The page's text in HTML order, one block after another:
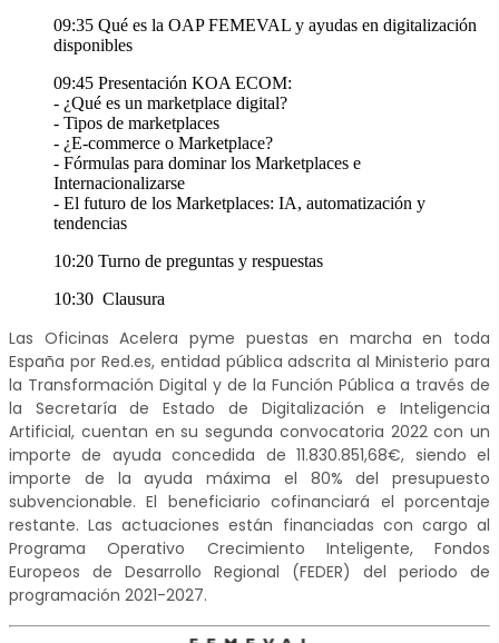
09:35 Qué es la OAP FEMEVAL y ayudas en digitalización
disponibles
09:45 Presentación KOA ECOM:
- ¿Qué es un marketplace digital?
- Tipos de marketplaces
- ¿E-commerce o Marketplace?
- Fórmulas para dominar los Marketplaces e
Internacionalizarse
- El futuro de los Marketplaces: IA, automatización y
tendencias
10:20 Turno de preguntas y respuestas
10:30 Clausura
Las Oficinas Acelera pyme puestas en marcha en toda
España por Red.es, entidad pública adscrita al Ministerio para
la Transformación Digital y de la Función Pública a través de
la Secretaría de Estado de Digitalización e Inteligencia
Artificial, cuentan en su segunda convocatoria 2022 con un
importe de ayuda concedida de 11.830.851,68€, siendo el
importe de la ayuda máxima el 80% del presupuesto
subvencionable. El beneficiario cofinanciará el porcentaje
restante. Las actuaciones están financiadas con cargo al
Programa Operativo Crecimiento Inteligente, Fondos
Europeos de Desarrollo Regional (FEDER) del periodo de
programación 2021-2027.